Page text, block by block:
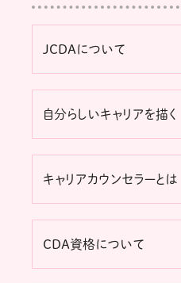
JCDAについて
自分らしいキャリアを描く
キャリアカウンセラーとは
CDA資格について